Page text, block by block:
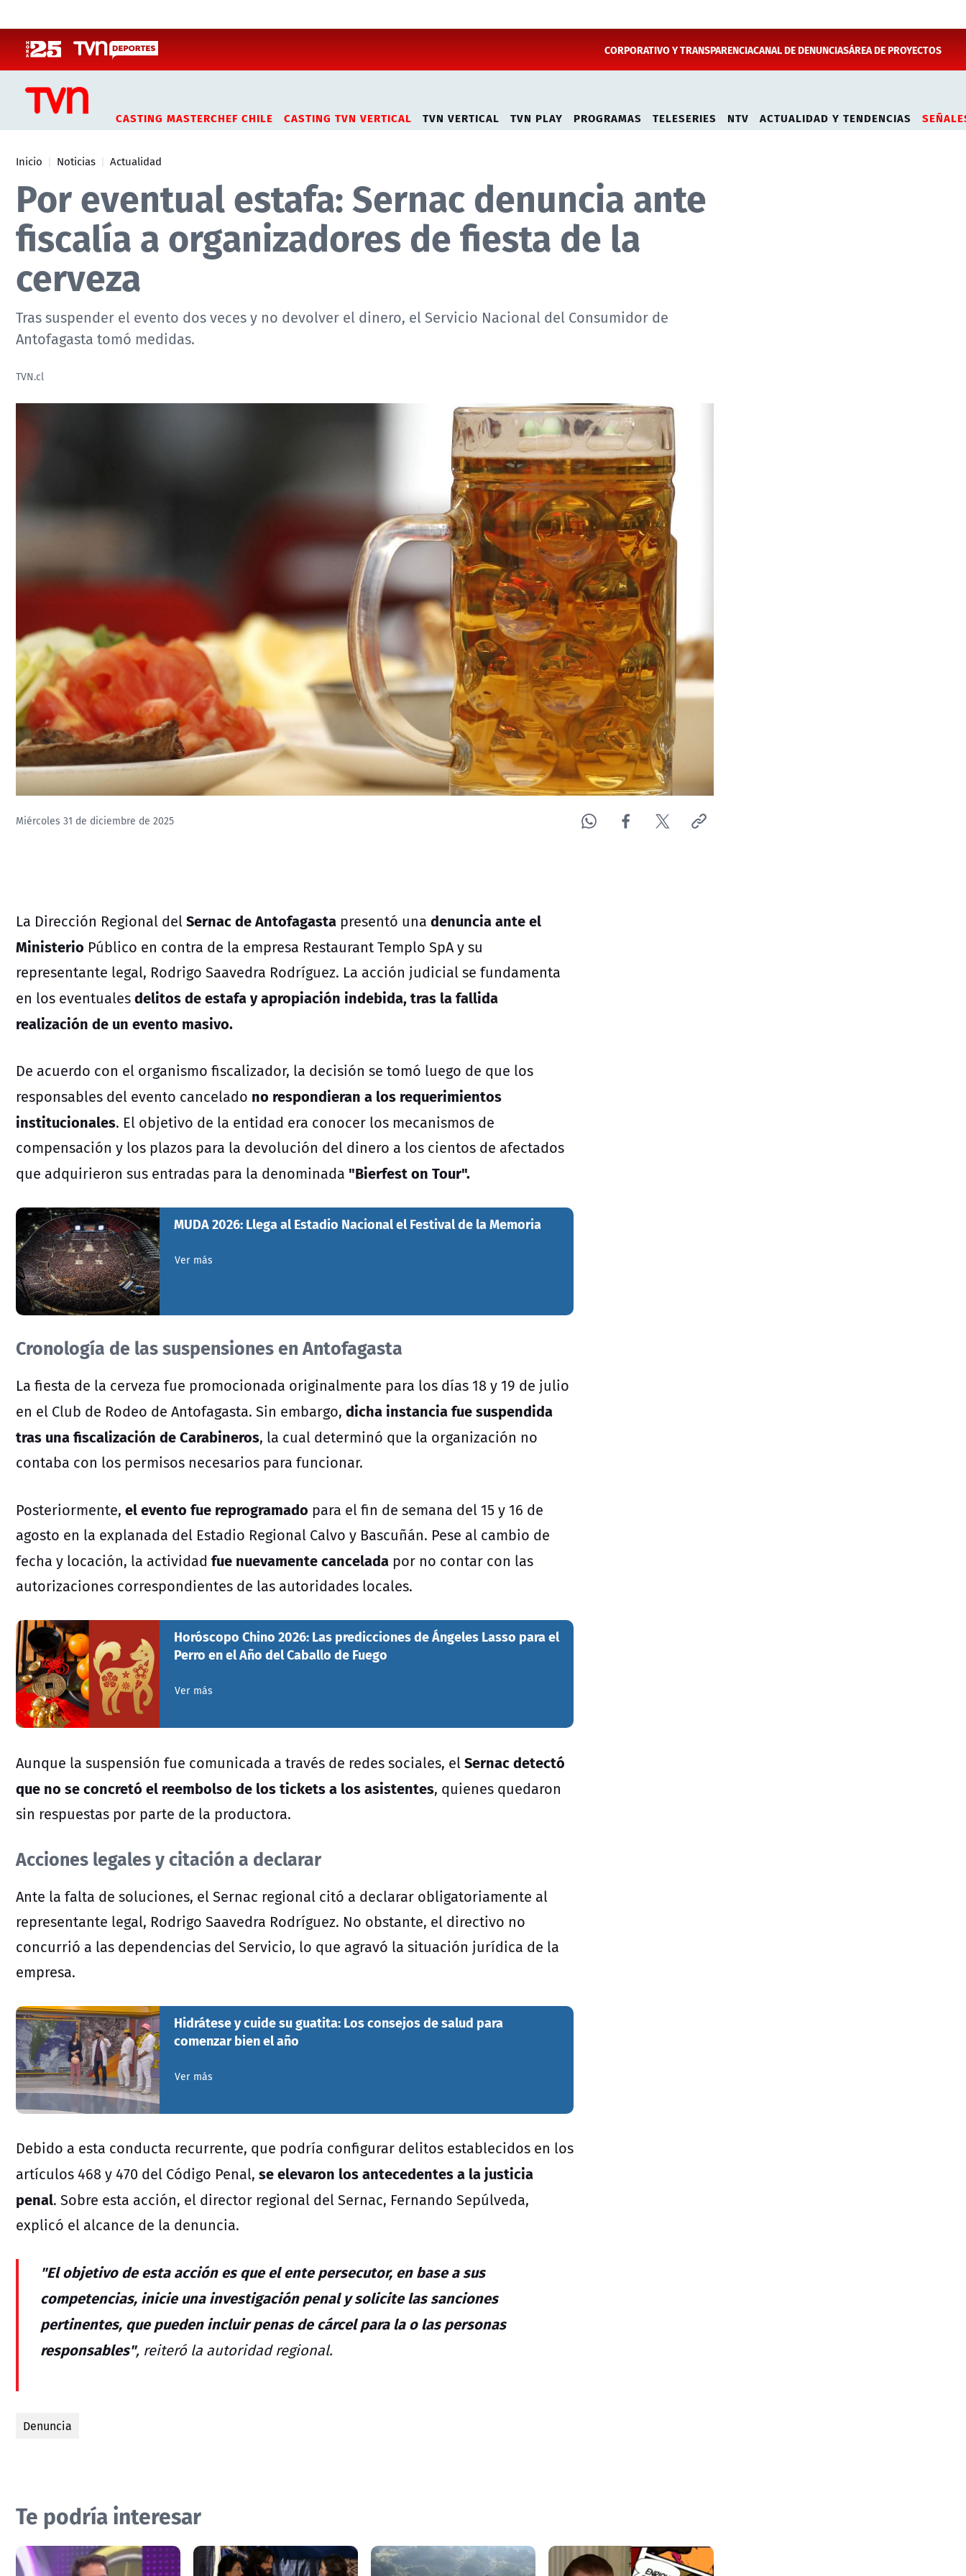
CORPORATIVO Y TRANSPARENCIACANAL DE DENUNCIASÁREA DE PROYECTOS
CASTING MASTERCHEF CHILE CASTING TVN VERTICAL TVN VERTICAL TVN PLAY PROGRAMAS TELESERIES NTV ACTUALIDAD Y TENDENCIAS
Inicio Noticias Actualidad
Por eventual estafa: Sernac denuncia ante
fiscalía a organizadores de fiesta de la
cerveza
Tras suspender el evento dos veces y no devolver el dinero, el Servicio Nacional del Consumidor de
Antofagasta tomó medidas.
TVN.cl
Miércoles 31 de diciembre de 2025
La Dirección Regional delSernac de Antofagasta presentó una denuncia ante el
Ministerio Público en contra de la empresa Restaurant Templo SpA y su
representante legal, Rodrigo Saavedra Rodríguez. La acción judicial se fundamenta
en los eventualesdelitos de estafa y apropiación indebida, tras la fallida
realización de un evento masivo.
De acuerdo con el organismo fiscalizador, la decisión se tomó luego de que los
responsables del evento cancelado no respondieran a los requerimientos
institucionales. El objetivo de la entidad era conocer los mecanismos de
compensación y los plazos para la devolución del dinero a los cientos de afectados
que adquirieron sus entradas para la denominada "Bierfest on Tour".
MUDA 2026: Llega al Estadio Nacional el Festival de la Memoria
Ver más
Cronología de las suspensiones en Antofagasta
La fiesta de la cerveza fue promocionada originalmente para los días 18 y 19 de julio
en el Club de Rodeo de Antofagasta. Sin embargo, dicha instancia fue suspendida
tras una fiscalización de Carabineros, la cual determinó que la organización no
contaba con los permisos necesarios para funcionar.
Posteriormente, el evento fue reprogramado para el fin de semana del 15 y 16 de
agosto en la explanada del Estadio Regional Calvo y Bascuñán. Pese al cambio de
fecha y locación, la actividad fue nuevamente cancelada por no contar con las
autorizaciones correspondientes de las autoridades locales.
Horóscopo Chino 2026: Las predicciones de Ángeles Lasso para el
Perro en el Año del Caballo de Fuego
Ver más
Aunque la suspensión fue comunicada a través de redes sociales, elSernac detectó
que no se concretó el reembolso de los tickets a los asistentes, quienes quedaron
sin respuestas por parte de la productora.
Acciones legales y citación a declarar
Ante la falta de soluciones, elSernac regional citó a declarar obligatoriamente al
representante legal, Rodrigo Saavedra Rodríguez. No obstante, el directivo no
concurrió a las dependencias del Servicio, lo que agravó la situación jurídica de la
empresa.
Hidrátese y cuide su guatita: Los consejos de salud para
comenzar bien el año
Ver más
Debido a esta conducta recurrente, que podría configurar delitos establecidos en los
artículos 468 y 470 del Código Penal, se elevaron los antecedentes a la justicia
penal. Sobre esta acción, el director regional delSernac, Fernando Sepúlveda,
explicó el alcance de la denuncia.
"El objetivo de esta acción es que el ente persecutor, en base a sus
competencias, inicie una investigación penal y solicite las sanciones
pertinentes, que pueden incluir penas de cárcel para la o las personas
responsables", reiteró la autoridad regional.
Denuncia
Te podría interesar